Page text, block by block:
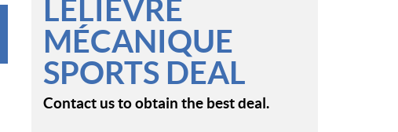
LELIÈVRE
MÉCANIQUE
SPORTS DEAL
Contact us to obtain the best deal.